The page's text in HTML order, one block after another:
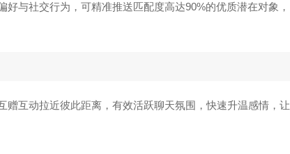
与社交行为，可精准推送匹配度高达90%的优质潜在对象，
互动拉近彼此距离，有效活跃聊天氛围，快速升温感情，让